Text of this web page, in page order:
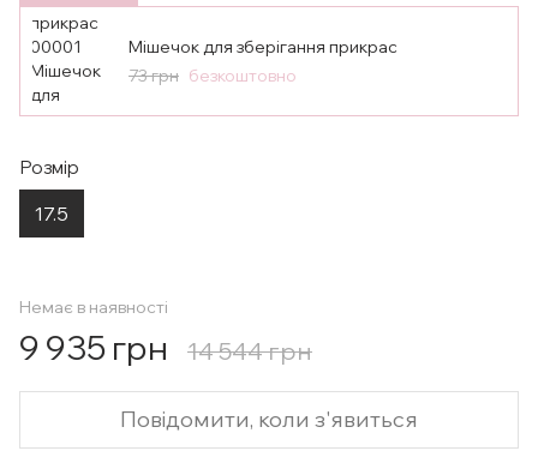
Мішечок для зберігання прикрас
73 грн безкоштовно
Розмір
17.5
Немає в наявності
9 935 грн 14 544 грн
Повідомити, коли з'явиться